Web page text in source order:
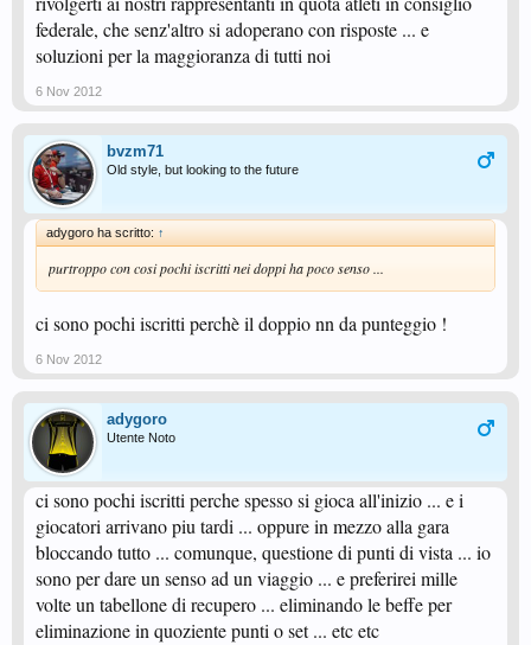
federale, che senz'altro si adoperano con risposte ... e
soluzioni per la maggioranza di tutti noi
6 Nov 2012
bvzm71
Old style, but looking to the future
adygoro ha scritto: ↑
purtroppo con cosi pochi iscritti nei doppi ha poco senso ...
ci sono pochi iscritti perchè il doppio nn da punteggio !
6 Nov 2012
adygoro
Utente Noto
ci sono pochi iscritti perche spesso si gioca all'inizio ... e i
giocatori arrivano piu tardi ... oppure in mezzo alla gara
bloccando tutto ... comunque, questione di punti di vista ... io
sono per dare un senso ad un viaggio ... e preferirei mille
volte un tabellone di recupero ... eliminando le beffe per
eliminazione in quoziente punti o set ... etc etc